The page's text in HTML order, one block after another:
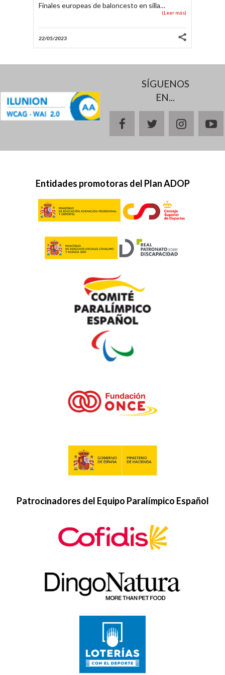
07/05/2020
En casa con... Héctor Cabrera
29/04/2020
22/04/2020
En casa con... Dani Caverzaschi
Finales europeas de baloncesto en silla…
(Leer más)
22/05/2023
SÍGUENOS
EN...
facebooktwitter
Entidades promotoras del Plan ADOP
Patrocinadores del Equipo Paralímpico Español